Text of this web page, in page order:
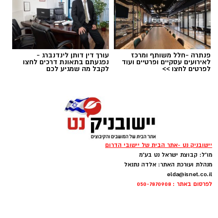
הלאומי דרום. הכוחות חשפו עסק מחתרתי ופיראטי
להמרת כספים שהעניק שירותים ללא כל היתר,
ונוהל כולו מתוך רכב.
אילוסטרציה ניסוי בחץ
משרד הביטחון, צה”ל והתעשייה האווירית ביצעו
לפני זמן קצר ניסוי מתוכנן מראש במערכת ההגנה
פנתרה -חלל משותף ומרכז
לאירועים עסקיים ופרטיים ועוד
לפרטים לחצו >>
עורך דין דותן לינדנברג -
נפגעתם בתאונת דרכים לחצו
לקבל מה שמגיע לכם
יישובניק נט -אתר הבית של יישובי הדרום
מו"ל: קבוצת ישראל נט בע"מ
מנהלת ועורכת האתר: אלדה נתנאל
elda@isnet.co.il
לפרסום באתר : 050-7870908